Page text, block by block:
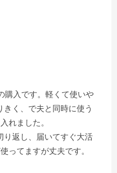
購入です。軽くて使いや
く、で夫と同時に使う
れました。
り返し、届いてすぐ大活
ってますが丈夫です。